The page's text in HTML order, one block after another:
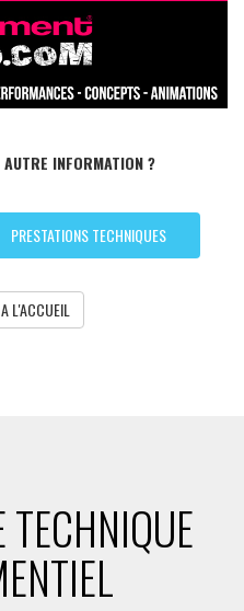
INFORMATION ?
PRESTATIONS TECHNIQUES
L'ACCUEIL
TECHNIQUE